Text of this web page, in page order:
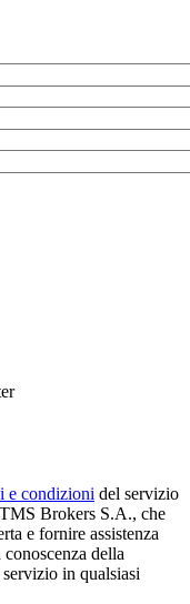
e condizioni del servizio
Brokers S.A., che
e fornire assistenza
della
in qualsiasi